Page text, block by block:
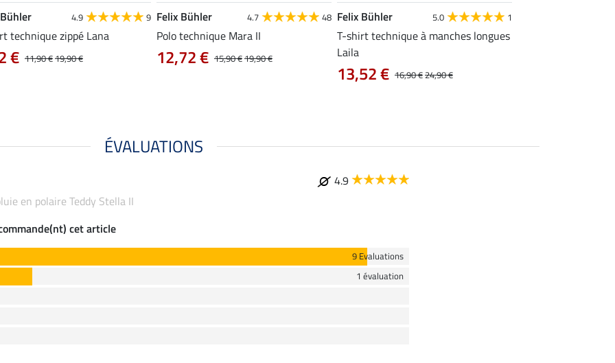
4.9 9
technique zippé Lana
11,90 €19,90 €
€
Felix Bühler 4.7 48
Polo technique Mara II
15,90 €19,90 €
12,72 €
Felix Bühler 5.0 1
T-shirt technique à manches longues
Laila
16,90 €24,90 €
13,52 €
ÉVALUATIONS
4.9
en polaire Teddy Stella II
cet article
9 Evaluations
1 évaluation